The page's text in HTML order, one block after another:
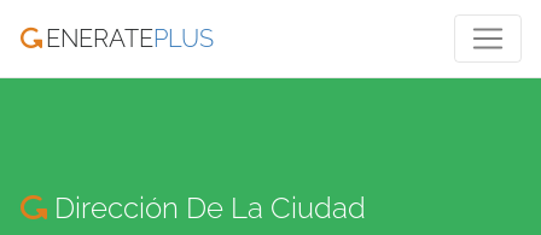
ENERATEPLUS
Dirección De La Ciudad